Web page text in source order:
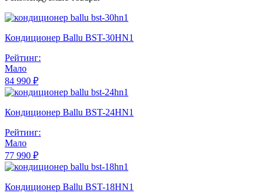
Кондиционер Ballu BST-30HN1
Рейтинг:
Мало
84 990 ₽
Кондиционер Ballu BST-24HN1
Рейтинг:
Мало
77 990 ₽
Кондиционер Ballu BST-18HN1